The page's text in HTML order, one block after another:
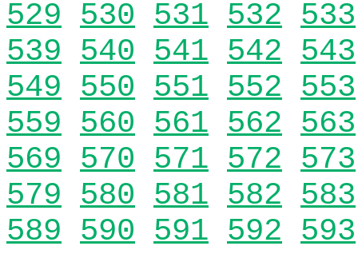
529 530 531 532 533
539 540 541 542 543
549 550 551 552 553
559 560 561 562 563
569 570 571 572 573
579 580 581 582 583
589 590 591 592 593